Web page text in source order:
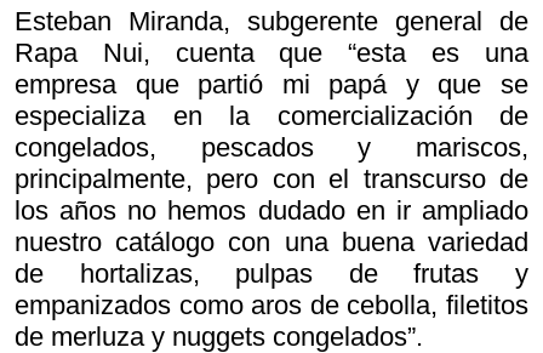
Esteban Miranda, subgerente general de
Rapa Nui, cuenta que “esta es una
empresa que partió mi papá y que se
especializa en la comercialización de
congelados, pescados y mariscos,
principalmente, pero con el transcurso de
los años no hemos dudado en ir ampliado
nuestro catálogo con una buena variedad
de hortalizas, pulpas de frutas y
empanizados como aros de cebolla, filetitos
de merluza y nuggets congelados”.